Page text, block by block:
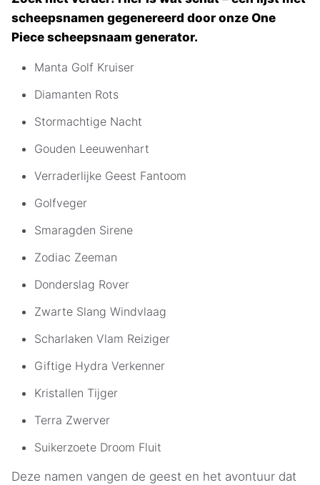
scheepsnamen gegenereerd door onze One
Piece scheepsnaam generator.
Manta Golf Kruiser
Diamanten Rots
Stormachtige Nacht
Gouden Leeuwenhart
Verraderlijke Geest Fantoom
Golfveger
Smaragden Sirene
Zodiac Zeeman
Donderslag Rover
Zwarte Slang Windvlaag
Scharlaken Vlam Reiziger
Giftige Hydra Verkenner
Kristallen Tijger
Terra Zwerver
Suikerzoete Droom Fluit
Deze namen vangen de geest en het avontuur dat